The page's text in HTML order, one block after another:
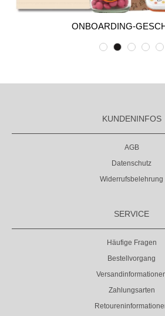
ONBOARDING-
KUNDENINFOS
AGB
Datenschutz
Widerrufsbelehrung
SERVICE
Häufige Fragen
Bestellvorgang
Zahlungsarten